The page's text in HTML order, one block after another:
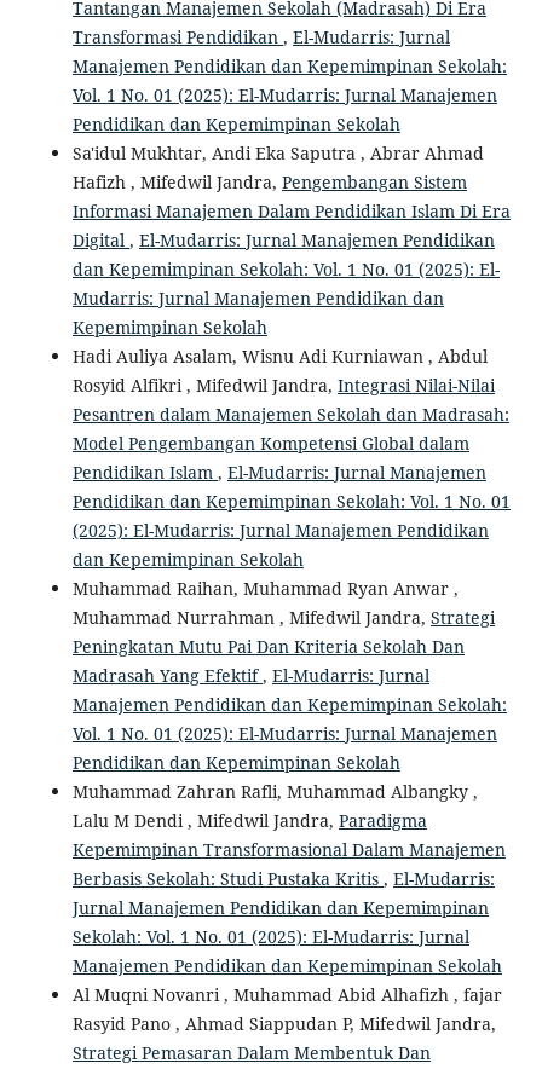
Tantangan Manajemen Sekolah (Madrasah) Di Era
Transformasi Pendidikan , El-Mudarris: Jurnal
Manajemen Pendidikan dan Kepemimpinan Sekolah:
Vol. 1 No. 01 (2025): El-Mudarris: Jurnal Manajemen
Pendidikan dan Kepemimpinan Sekolah
Sa'idul Mukhtar, Andi Eka Saputra , Abrar Ahmad
Hafizh , Mifedwil Jandra, Pengembangan Sistem
Informasi Manajemen Dalam Pendidikan Islam Di Era
Digital , El-Mudarris: Jurnal Manajemen Pendidikan
dan Kepemimpinan Sekolah: Vol. 1 No. 01 (2025): El-
Mudarris: Jurnal Manajemen Pendidikan dan
Kepemimpinan Sekolah
Hadi Auliya Asalam, Wisnu Adi Kurniawan , Abdul
Rosyid Alfikri , Mifedwil Jandra, Integrasi Nilai-Nilai
Pesantren dalam Manajemen Sekolah dan Madrasah:
Model Pengembangan Kompetensi Global dalam
Pendidikan Islam , El-Mudarris: Jurnal Manajemen
Pendidikan dan Kepemimpinan Sekolah: Vol. 1 No. 01
(2025): El-Mudarris: Jurnal Manajemen Pendidikan
dan Kepemimpinan Sekolah
Muhammad Raihan, Muhammad Ryan Anwar ,
Muhammad Nurrahman , Mifedwil Jandra, Strategi
Peningkatan Mutu Pai Dan Kriteria Sekolah Dan
Madrasah Yang Efektif, El-Mudarris: Jurnal
Manajemen Pendidikan dan Kepemimpinan Sekolah:
Vol. 1 No. 01 (2025): El-Mudarris: Jurnal Manajemen
Pendidikan dan Kepemimpinan Sekolah
Muhammad Zahran Rafli, Muhammad Albangky ,
Lalu M Dendi , Mifedwil Jandra, Paradigma
Kepemimpinan Transformasional Dalam Manajemen
Berbasis Sekolah: Studi Pustaka Kritis , El-Mudarris:
Jurnal Manajemen Pendidikan dan Kepemimpinan
Sekolah: Vol. 1 No. 01 (2025): El-Mudarris: Jurnal
Manajemen Pendidikan dan Kepemimpinan Sekolah
Al Muqni Novanri , Muhammad Abid Alhafizh , fajar
Rasyid Pano , Ahmad Siappudan P, Mifedwil Jandra,
Strategi Pemasaran Dalam Membentuk Dan